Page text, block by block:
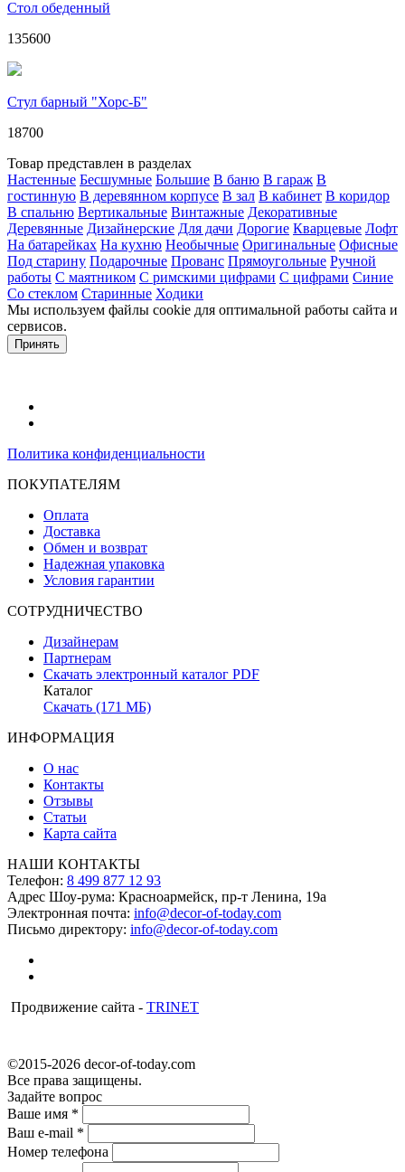
Стол обеденный
135600
Стул барный "Хорс-Б"
18700
Товар представлен в разделах
Настенные Бесшумные Большие В баню В гараж В
гостинную В деревянном корпусе В зал В кабинет В коридор
В спальню Вертикальные Винтажные Декоративные
Деревянные Дизайнерские Для дачи Дорогие Кварцевые Лофт
На батарейках На кухню Необычные Оригинальные Офисные
Под старину Подарочные Прованс Прямоугольные Ручной
работы С маятником С римскими цифрами С цифрами Синие
Со стеклом Старинные Ходики
Мы используем файлы cookie для оптимальной работы сайта и
сервисов.
Принять
Политика конфиденциальности
ПОКУПАТЕЛЯМ
Оплата
Доставка
Обмен и возврат
Надежная упаковка
Условия гарантии
СОТРУДНИЧЕСТВО
Дизайнерам
Партнерам
Скачать электронный каталог PDF
Каталог
Скачать (171 МБ)
ИНФОРМАЦИЯ
О нас
Контакты
Отзывы
Статьи
Карта сайта
НАШИ КОНТАКТЫ
Телефон: 8 499 877 12 93
Адрес Шоу-рума: Красноармейск, пр-т Ленина, 19а
Электронная почта: info@decor-of-today.com
Письмо директору: info@decor-of-today.com
Продвижение сайта - TRINET
©2015-2026 decor-of-today.com
Все права защищены.
Задайте вопрос
Ваше имя *
Ваш e-mail *
Номер телефона